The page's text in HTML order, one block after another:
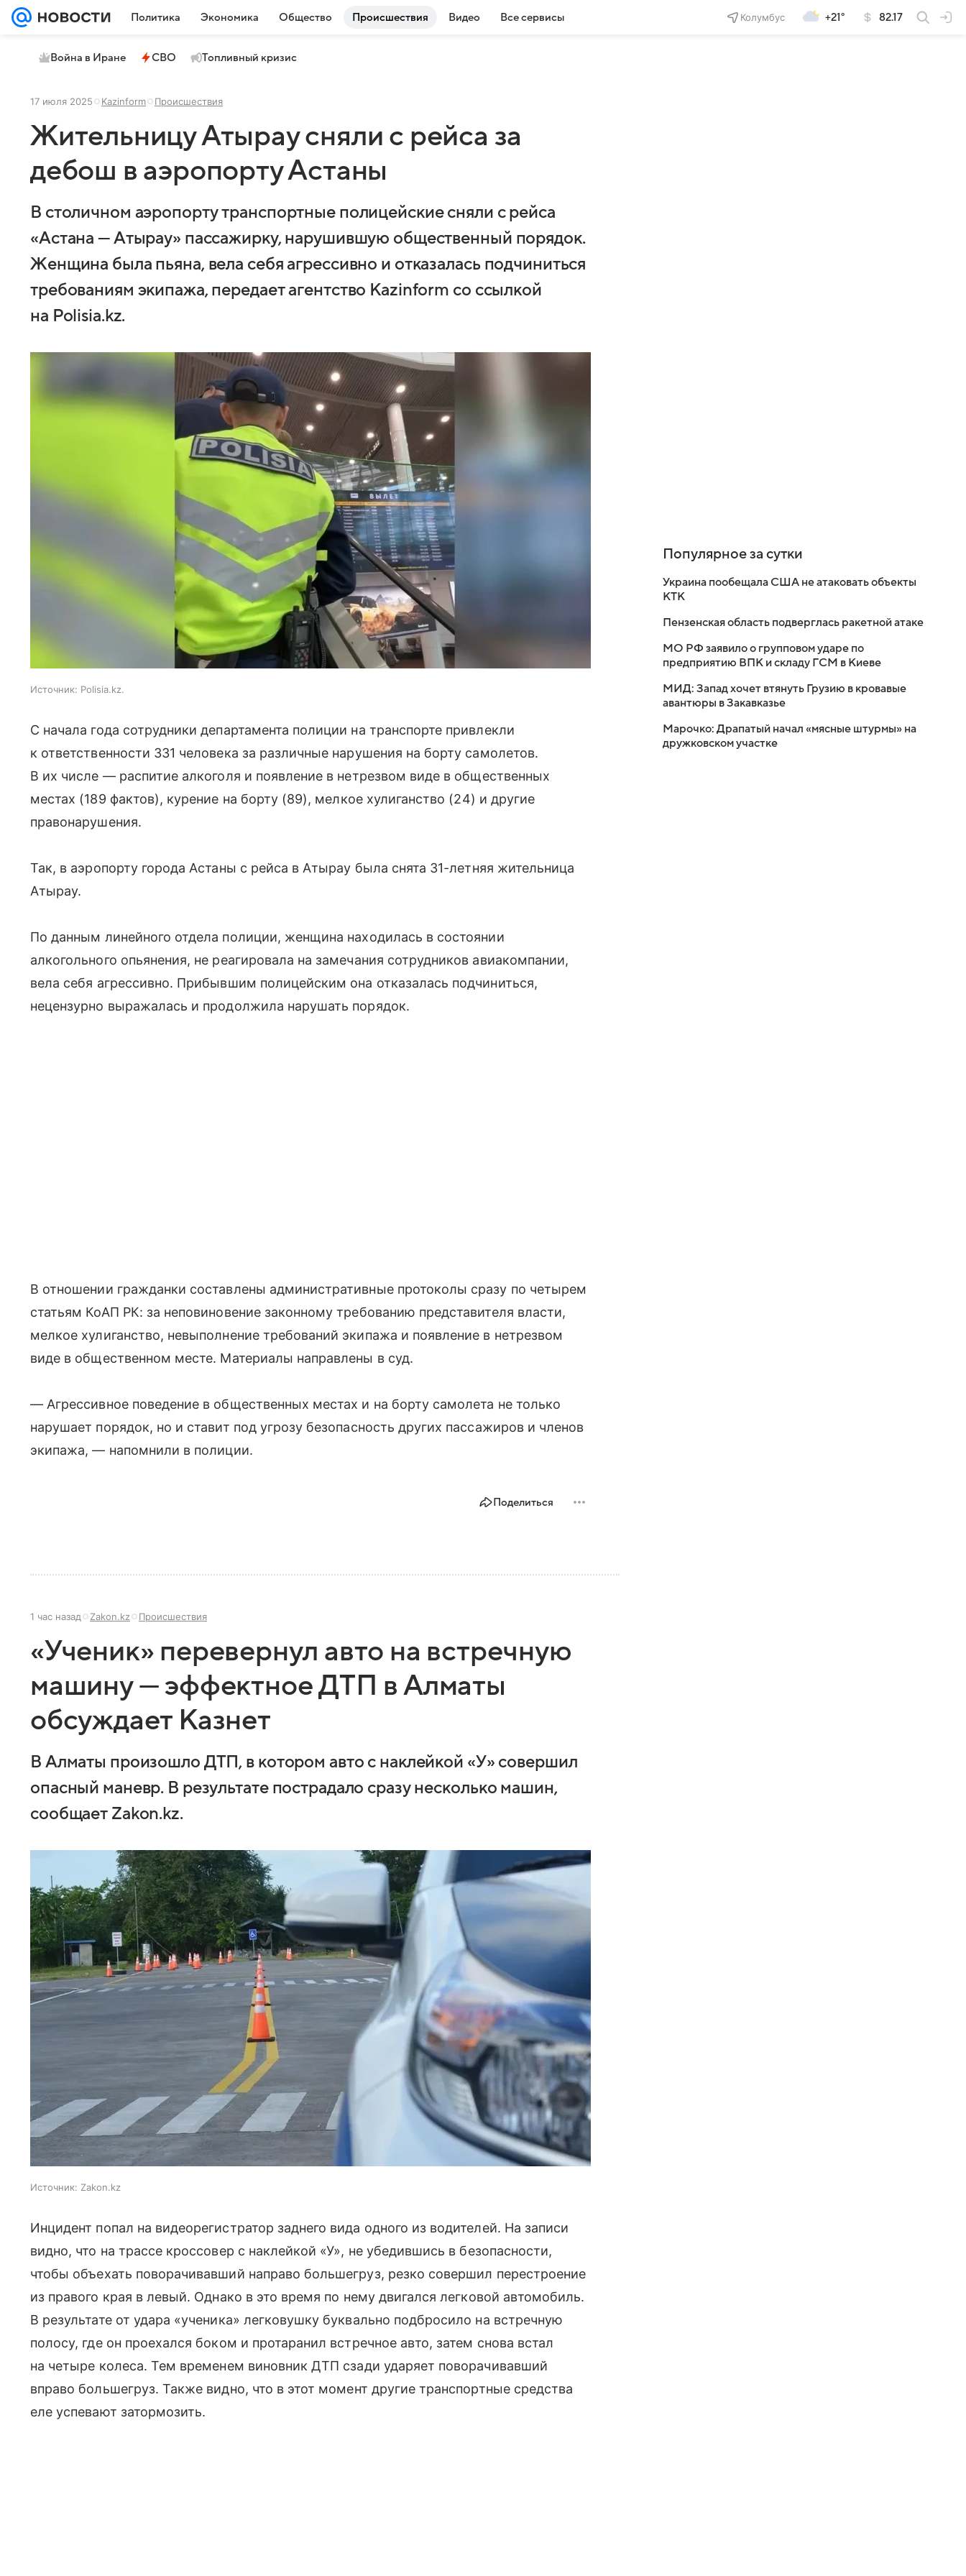
Политика Экономика Общество Происшествия Видео Все сервисы Колумбус +21° 82.17
Война в Иране СВО Топливный кризис
17 июля 2025 Kazinform Происшествия
Жительницу Атырау сняли с рейса за
дебош в аэропорту Астаны
В столичном аэропорту транспортные полицейские сняли с рейса
«Астана — Атырау» пассажирку, нарушившую общественный порядок.
Женщина была пьяна, вела себя агрессивно и отказалась подчиниться
требованиям экипажа, передает агентство Kazinform со ссылкой
на Polisia.kz.
Источник: Polisia.kz.
С начала года сотрудники департамента полиции на транспорте привлекли
к ответственности 331 человека за различные нарушения на борту самолетов.
В их числе — распитие алкоголя и появление в нетрезвом виде в общественных
местах (189 фактов), курение на борту (89), мелкое хулиганство (24) и другие
правонарушения.
Так, в аэропорту города Астаны с рейса в Атырау была снята 31-летняя жительница
Атырау.
По данным линейного отдела полиции, женщина находилась в состоянии
алкогольного опьянения, не реагировала на замечания сотрудников авиакомпании,
вела себя агрессивно. Прибывшим полицейским она отказалась подчиниться,
нецензурно выражалась и продолжила нарушать порядок.
В отношении гражданки составлены административные протоколы сразу по четырем
статьям КоАП РК: за неповиновение законному требованию представителя власти,
мелкое хулиганство, невыполнение требований экипажа и появление в нетрезвом
виде в общественном месте. Материалы направлены в суд.
— Агрессивное поведение в общественных местах и на борту самолета не только
нарушает порядок, но и ставит под угрозу безопасность других пассажиров и членов
экипажа, — напомнили в полиции.
Поделиться
1 час назад Zakon.kz Происшествия
«Ученик» перевернул авто на встречную
машину — эффектное ДТП в Алматы
обсуждает Казнет
В Алматы произошло ДТП, в котором авто с наклейкой «У» совершил
опасный маневр. В результате пострадало сразу несколько машин,
сообщает Zakon.kz.
Источник: Zakon.kz
Инцидент попал на видеорегистратор заднего вида одного из водителей. На записи
видно, что на трассе кроссовер с наклейкой «У», не убедившись в безопасности,
чтобы объехать поворачивавший направо большегруз, резко совершил перестроение
из правого края в левый. Однако в это время по нему двигался легковой автомобиль.
В результате от удара «ученика» легковушку буквально подбросило на встречную
полосу, где он проехался боком и протаранил встречное авто, затем снова встал
на четыре колеса. Тем временем виновник ДТП сзади ударяет поворачивавший
вправо большегруз. Также видно, что в этот момент другие транспортные средства
еле успевают затормозить.
Популярное за сутки
Украина пообещала США не атаковать объекты
КТК
Пензенская область подверглась ракетной атаке
МО РФ заявило о групповом ударе по
предприятию ВПК и складу ГСМ в Киеве
МИД: Запад хочет втянуть Грузию в кровавые
авантюры в Закавказье
Марочко: Драпатый начал «мясные штурмы» на
дружковском участке